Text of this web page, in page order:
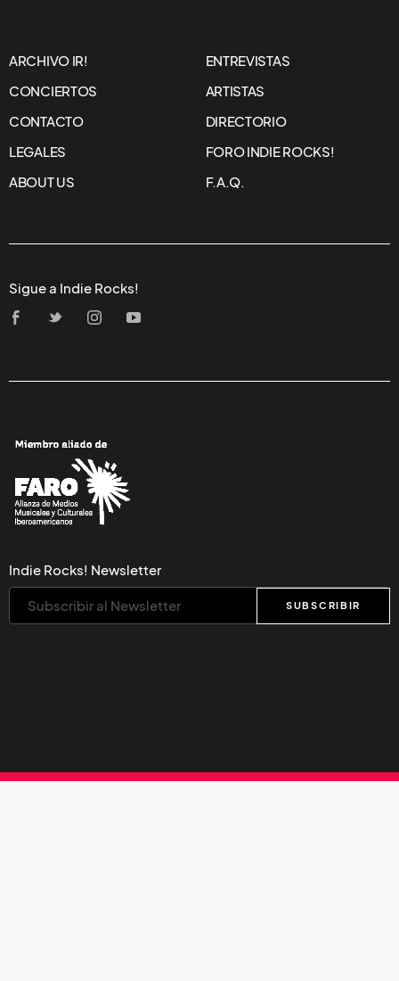
ARCHIVO IR!
ENTREVISTAS
CONCIERTOS
ARTISTAS
CONTACTO
DIRECTORIO
LEGALES
FORO INDIE ROCKS!
ABOUT US
F.A.Q.
Sigue a Indie Rocks!
Indie Rocks! Newsletter